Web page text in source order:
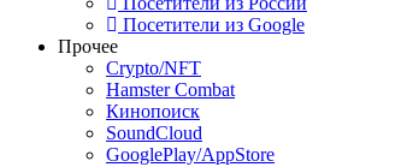
Посетители из Google
Прочее
Crypto/NFT
Hamster Combat
Кинопоиск
SoundCloud
GooglePlay/AppStore